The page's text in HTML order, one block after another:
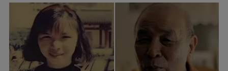
崩：真正的英雄不該被遺忘